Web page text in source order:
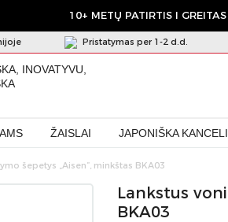
10+ METŲ PATIRTIS I
Pristatymas per 1-2 d.d.
INOVATYVU,
ŽAISLAI JAPONIŠKA
šepetys „Aisen”, minkštas BKA03
Lankstus
BKA03